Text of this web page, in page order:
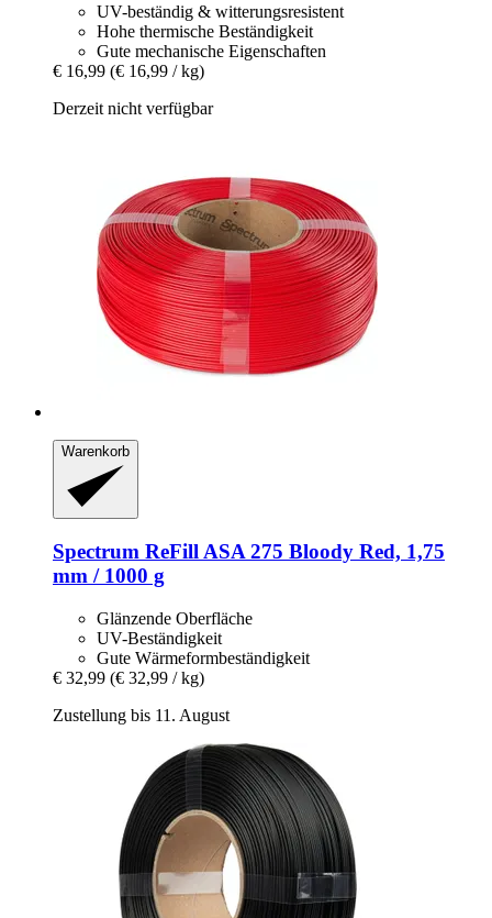
UV-beständig & witterungsresistent
Hohe thermische Beständigkeit
Gute mechanische Eigenschaften
€ 16,99 (€ 16,99 / kg)
Derzeit nicht verfügbar
Warenkorb
Spectrum ReFill ASA 275 Bloody Red, 1,75
mm / 1000 g
Glänzende Oberfläche
UV-Beständigkeit
Gute Wärmeformbeständigkeit
€ 32,99 (€ 32,99 / kg)
Zustellung bis 11. August